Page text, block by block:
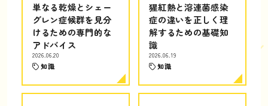
単なる乾燥とシェー
グレン症候群を見分
けるための専門的な
アドバイス
2026.06.20
知識
猩紅熱と溶連菌感染
症の違いを正しく理
解するための基礎知
識
2026.06.19
知識